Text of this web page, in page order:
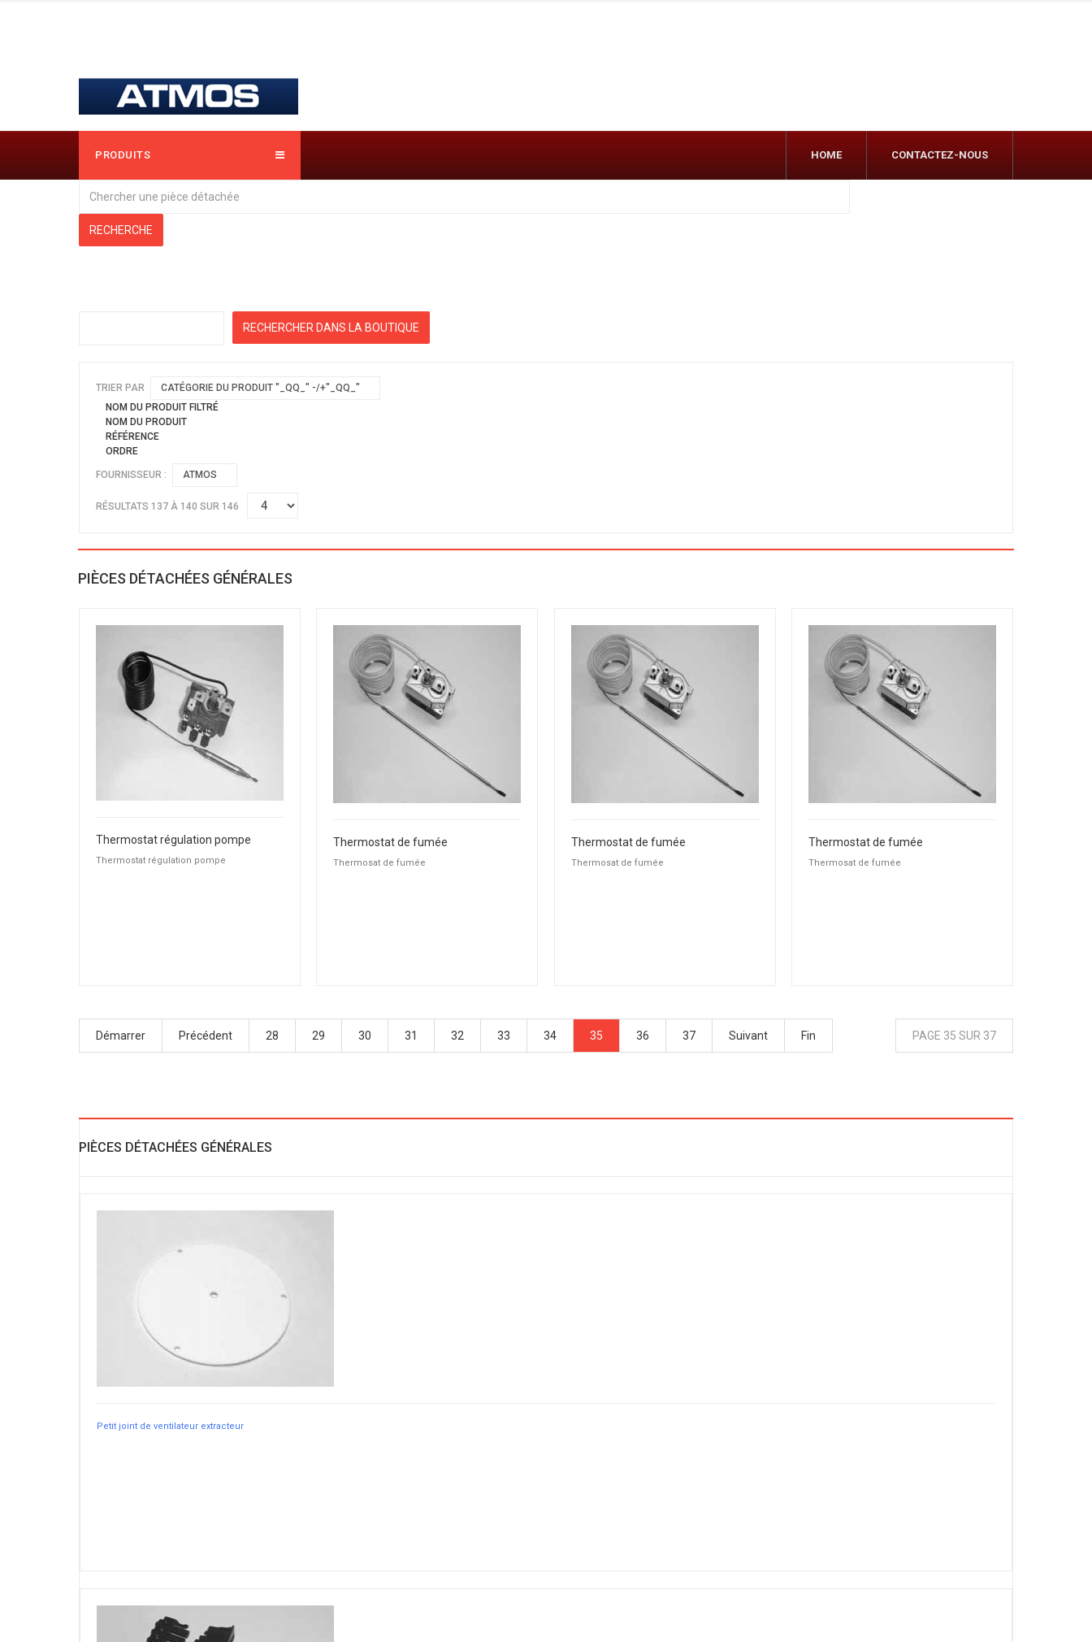
PRODUITS HOME CONTACTEZ-NOUS
TRIER PAR
CATÉGORIE DU PRODUIT "_QQ_" -/+"_QQ_"
NOM DU PRODUIT FILTRÉ
NOM DU PRODUIT
RÉFÉRENCE
ORDRE
FOURNISSEUR : ATMOS
RÉSULTATS 137 À 140 SUR 146
PIÈCES DÉTACHÉES GÉNÉRALES
Thermostat régulation pompe
Thermostat régulation pompe
Thermostat de fumée
Thermosat de fumée
Thermostat de fumée
Thermosat de fumée
Thermostat de fumée
Thermosat de fumée
Démarrer Précédent 28 29 30 31 32 33 34 35 36 37 Suivant Fin PAGE 35 SUR 37
PIÈCES DÉTACHÉES GÉNÉRALES
Petit joint de ventilateur extracteur